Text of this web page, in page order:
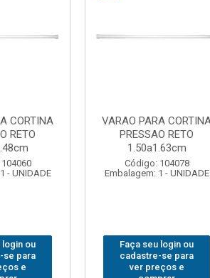
CORTINA
RETO
- UNIDADE
login ou
se para
e
VARAL PARA TETO
MAXEB ACO 1.40m
Código: 104086
Embalagem: 1 - UNIDADE
Faça seu login ou
cadastre-se para
ver preços e